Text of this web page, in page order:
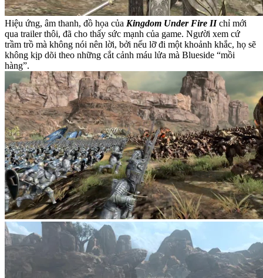
Hiệu ứng, âm thanh, đồ họa của Kingdom Under Fire IIchỉ mới
qua trailer thôi, đã cho thấy sức mạnh của game. Người xem cứ
trầm trồ mà không nói nên lời, bởi nếu lỡ đi một khoảnh khắc, họ sẽ
không kịp dõi theo những cắt cảnh máu lửa mà Blueside “mồi
hàng”.